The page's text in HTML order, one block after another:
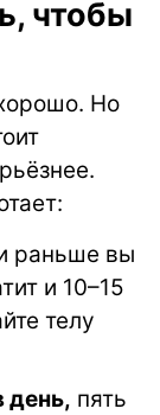
чтобы
Но
раньше вы
и 10–15
телу
день, пять